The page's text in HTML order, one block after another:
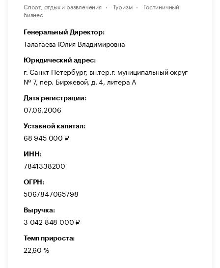
Спорт, отдых и развлечения Туризм
Гостиничный
бизнес
Генеральный Директор:
Талагаева Юлия Владимировна
Юридический адрес:
г. Санкт-Петербург, вн.тер.г. муниципальный округ
№ 7, пер. Биржевой, д. 4, литера А
Дата регистрации:
07.06.2006
Уставной капитал:
68 945 000 ₽
ИНН:
7841338200
ОГРН:
5067847065798
Выручка:
3 042 848 000 ₽
Темп прироста:
22,60 %